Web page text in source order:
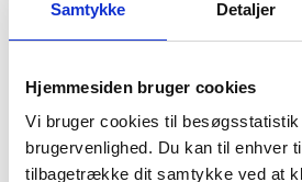
Samtykke Detaljer
Hjemmesiden bruger cookies
Vi bruger cookies til
brugervenlighed. Du kan til enhver
tilbagetrække dit samtykke ved at
marketing-cookies.Indholdet stilles